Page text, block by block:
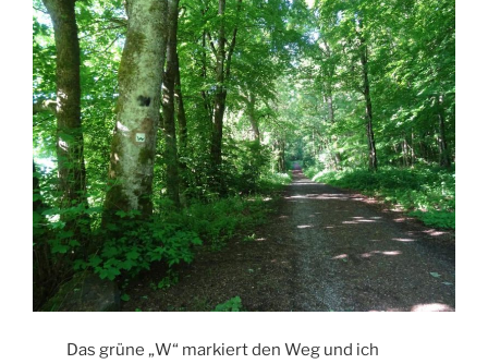
Das grüne „W“ markiert den Weg und ich